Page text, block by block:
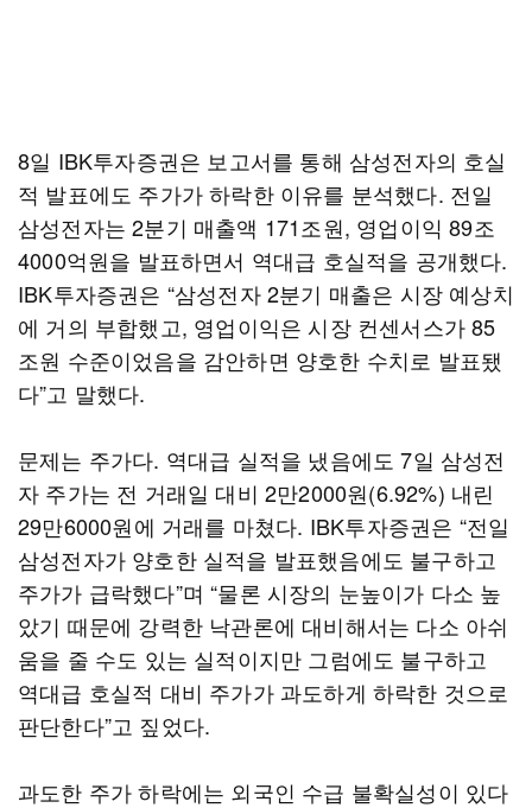
8일 IBK투자증권은 보고서를 통해 삼성전자의 호실
적 발표에도 주가가 하락한 이유를 분석했다. 전일
삼성전자는 2분기 매출액 171조원, 영업이익 89조
4000억원을 발표하면서 역대급 호실적을 공개했다.
IBK투자증권은 “삼성전자 2분기 매출은 시장 예상치
에 거의 부합했고, 영업이익은 시장 컨센서스가 85
조원 수준이었음을 감안하면 양호한 수치로 발표됐
다”고 말했다.
문제는 주가다. 역대급 실적을 냈음에도 7일 삼성전
자 주가는 전 거래일 대비 2만2000원(6.92%) 내린
29만6000원에 거래를 마쳤다. IBK투자증권은 “전일
삼성전자가 양호한 실적을 발표했음에도 불구하고
주가가 급락했다”며 “물론 시장의 눈높이가 다소 높
았기 때문에 강력한 낙관론에 대비해서는 다소 아쉬
움을 줄 수도 있는 실적이지만 그럼에도 불구하고
역대급 호실적 대비 주가가 과도하게 하락한 것으로
판단한다”고 짚었다.
과도한 주가 하락에는 외국인 수급 불확실성이 있다